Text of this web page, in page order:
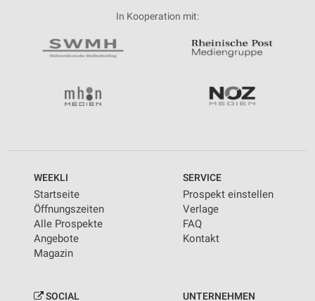
In Kooperation mit:
WEEKLI
Startseite
Öffnungszeiten
Alle Prospekte
Angebote
Magazin
SERVICE
Prospekt einstellen
Verlage
FAQ
Kontakt
SOCIAL UNTERNEHMEN